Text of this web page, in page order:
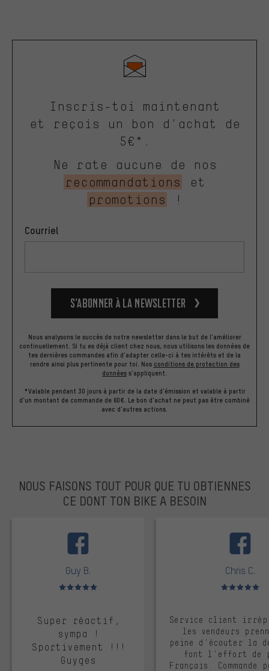
Inscris-toi maintenant
et reçois un bon d'achat de
5€*.
Ne rate aucune de nos
recommandations
et
promotions
!
Courriel
S’abonner à la newsletter
Nous analysons le succès de notre newsletter dans le but de l'améliorer
continuellement. Si tu es déjà client chez nous, nous utilisons les données de
tes dernières commandes afin d'adapter celle-ci à tes intérêts et de la
rendre ainsi plus pertinente pour toi. Nos conditions de protection des
données s'appliquent.
*Valable pendant 30 jours à partir de la date d'émission et valable à partir
d'un montant de commande de 60€. Le bon d'achat ne peut pas être combiné
avec d'autres actions.
NOUS FAISONS TOUT POUR QUE TU OBTIENNES
CE DONT TON BIKE A BESOIN
Guy B.
Note moyenne : 5 sur 5
Super réactif,
sympa !
Sportivement !!!
Guyges
Chris C.
Note moyenne :
Service client
les vendeurs
peine d'écouter la
font l'effort de
Français. Commande